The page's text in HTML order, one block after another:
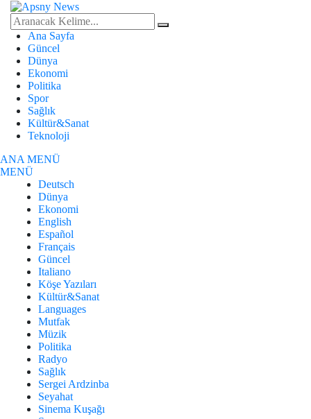
Ana Sayfa
Güncel
Dünya
Ekonomi
Politika
Spor
Sağlık
Kültür&Sanat
Teknoloji
ANA MENÜ
MENÜ
Deutsch
Dünya
Ekonomi
English
Español
Français
Güncel
Italiano
Köşe Yazıları
Kültür&Sanat
Languages
Mutfak
Müzik
Politika
Radyo
Sağlık
Sergei Ardzinba
Seyahat
Sinema Kuşağı